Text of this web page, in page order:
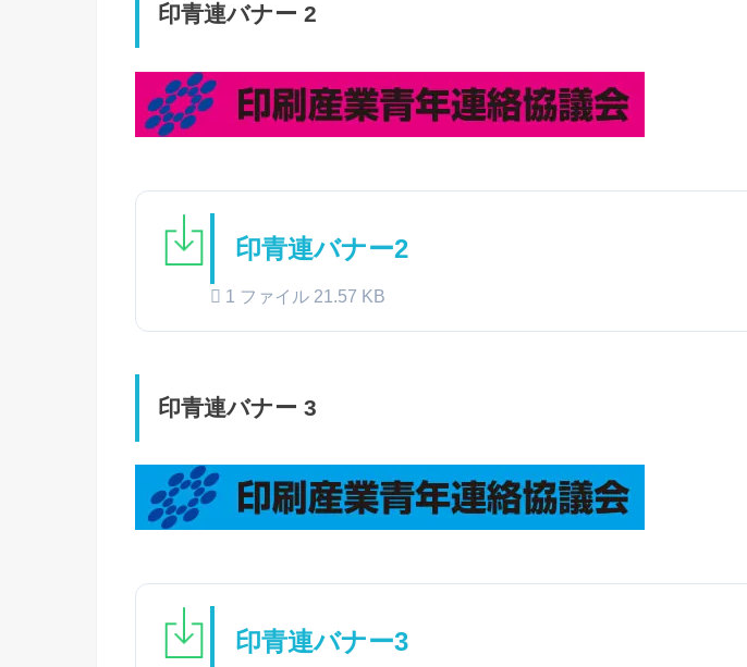
印青連バナー 2
印青連バナー2
1 ファイル 21.57 KB
印青連バナー 3
印青連バナー3